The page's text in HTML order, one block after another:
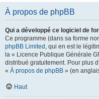
À propos de phpBB
Qui a développé ce logiciel de
Ce programme (dans sa forme
phpBB Limited , qui en est le
la « Licence Publique Générale
distribué gratuitement. Pour plus
« À propos de phpBB » (en
Haut